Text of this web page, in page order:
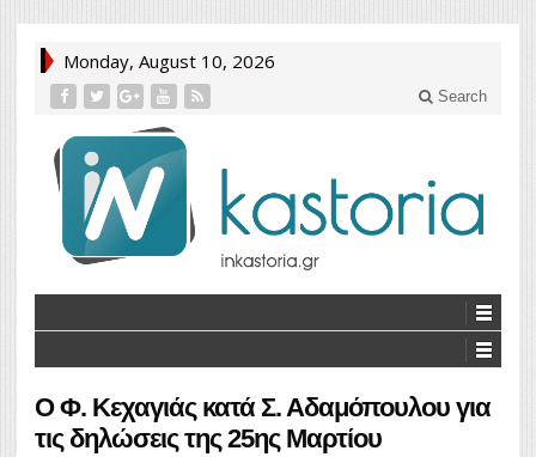
Monday, August 10, 2026
Search
Ο Φ. Κεχαγιάς κατά Σ. Αδαμόπουλου για
τις δηλώσεις της 25ης Μαρτίου